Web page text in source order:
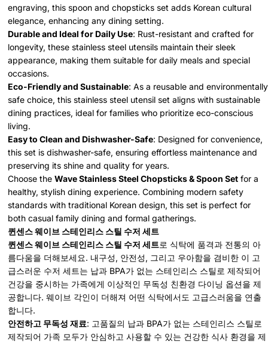
engraving, this spoon and chopsticks set adds Korean cultural
elegance, enhancing any dining setting.
Durable and Ideal for Daily Use: Rust-resistant and crafted for
longevity, these stainless steel utensils maintain their sleek
appearance, making them suitable for daily meals and special
occasions.
Eco-Friendly and Sustainable: As a reusable and environmentally
safe choice, this stainless steel utensil set aligns with sustainable
dining practices, ideal for families who prioritize eco-conscious
living.
Easy to Clean and Dishwasher-Safe: Designed for convenience,
this set is dishwasher-safe, ensuring effortless maintenance and
preserving its shine and quality for years.
Choose the Wave Stainless Steel Chopsticks & Spoon Setfor a
healthy, stylish dining experience. Combining modern safety
standards with traditional Korean design, this set is perfect for
both casual family dining and formal gatherings.
퀸센스 웨이브 스테인리스 스틸 수저 세트
퀸센스 웨이브 스테인리스 스틸 수저 세트로 식탁에 품격과 전통의 아
름다움을 더해보세요. 내구성, 안전성, 그리고 우아함을 겸비한 이 고
급스러운 수저 세트는 납과 BPA가 없는 스테인리스 스틸로 제작되어
건강을 중시하는 가족에게 이상적인 무독성 친환경 다이닝 옵션을 제
공합니다. 웨이브 각인이 더해져 어떤 식탁에서도 고급스러움을 연출
합니다.
안전하고 무독성 재료: 고품질의 납과 BPA가 없는 스테인리스 스틸로
제작되어 가족 모두가 안심하고 사용할 수 있는 건강한 식사 환경을 제